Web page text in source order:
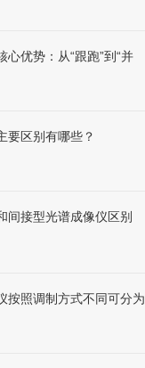
心优势：从“跟跑”到“并
要区别有哪些？
间接型光谱成像仪区别
按照调制方式不同可分为